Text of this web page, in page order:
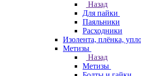
Назад
Для пайки
Паяльники
Расходники
Изолента, плёнка,
Метизы
Назад
Метизы